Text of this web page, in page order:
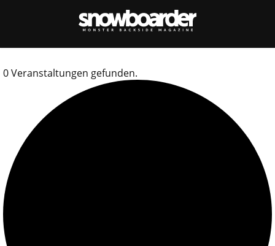
0 Veranstaltungen gefunden.